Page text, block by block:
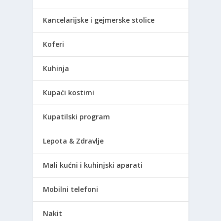
Kancelarijske i gejmerske stolice
Koferi
Kuhinja
Kupaći kostimi
Kupatilski program
Lepota & Zdravlje
Mali kućni i kuhinjski aparati
Mobilni telefoni
Nakit